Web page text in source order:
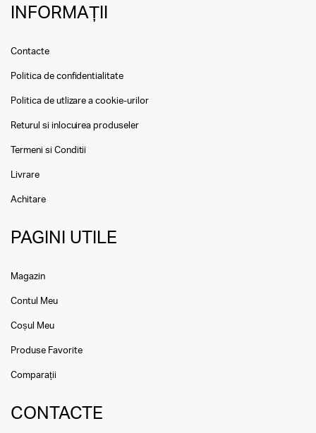
INFORMAȚII
Contacte
Politica de confidentialitate
Politica de utlizare a cookie-urilor
Returul si inlocuirea produseler
Termeni si Conditii
Livrare
Achitare
PAGINI UTILE
Magazin
Contul Meu
Coșul Meu
Produse Favorite
Comparații
CONTACTE